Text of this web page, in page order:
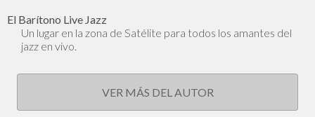
El Barítono Live Jazz
Un lugar en la zona de Satélite para todos los amantes del
jazz en vivo.
VER MÁS DEL AUTOR